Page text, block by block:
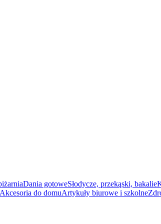
Dania gotoweSłodycze, przekąski, bakalie
Akcesoria do domuArtykuły biurowe i szkolne